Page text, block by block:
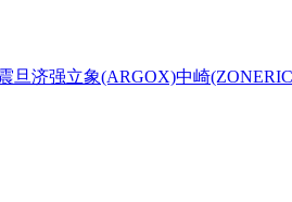
旦济强立象(ARGOX)中崎